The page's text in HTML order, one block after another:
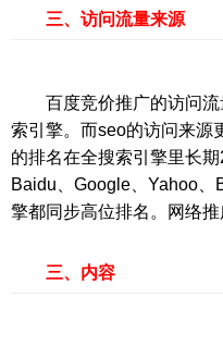
三、访问流量来源
百度竞价推广的访问流
索引擎。而seo的访问来源
的排名在全搜索引擎里长
Baidu、Google、Yahoo、
擎都同步高位排名。网络推
三、内容